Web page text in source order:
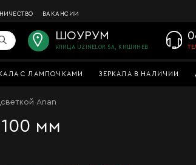
ВАКАНСИИ
ШОУРУМ
УЛИЦА UZINELOR 5A, КИШИНЕВ
С ЛАМПОЧКАМИ ЗЕРКАЛА В НАЛИЧИИ
Anan
мм